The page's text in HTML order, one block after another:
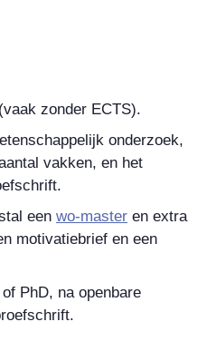
zonder ECTS).
onderzoek,
vakken, en het
een wo-master en extra
motivatiebrief en een
PhD, na openbare